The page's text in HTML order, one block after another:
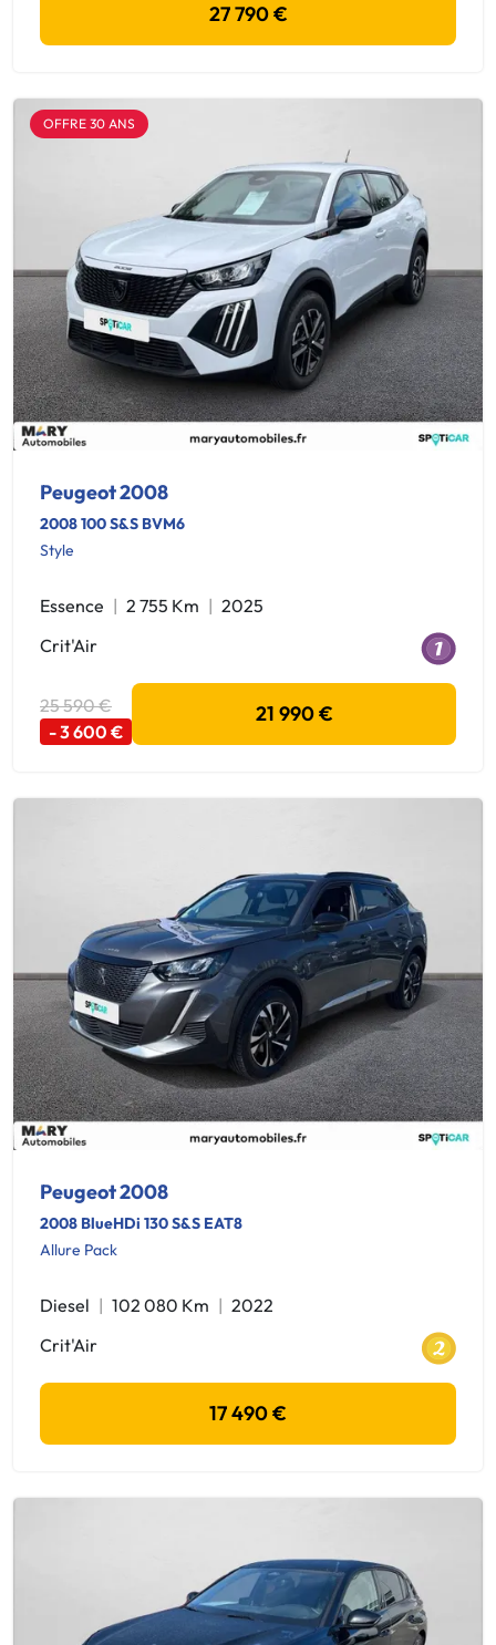
27 790 €
OFFRE 30 ANS
Peugeot 2008
2008 100 S&S BVM6
Style
Essence 2 755 Km
2025
Crit'Air
25 590 €
- 3 600 €
21 990 €
Peugeot 2008
2008 BlueHDi 130 S&S EAT8
Allure Pack
Diesel 102 080 Km
2022
Crit'Air
17 490 €